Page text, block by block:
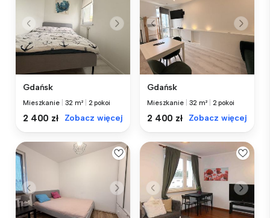
Gdańsk
Mieszkanie 32 m² 2 pokoi
2 400 zł Zobacz więcej
Gdańsk
Mieszkanie 32 m² 2 pokoi
2 400 zł Zobacz więcej